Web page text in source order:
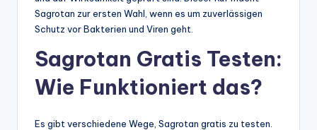
Sagrotan zur ersten Wahl, wenn es um zuverlässigen
Schutz vor Bakterien und Viren geht.
Sagrotan Gratis Testen:
Wie Funktioniert das?
Es gibt verschiedene Wege, Sagrotan gratis zu testen.